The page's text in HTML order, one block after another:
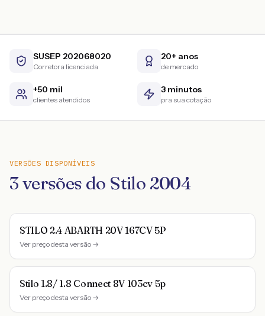
SUSEP 202068020
Corretora licenciada
20+ anos
de mercado
+50 mil
clientes atendidos
3 minutos
pra sua cotação
VERSÕES DISPONÍVEIS
3versões do Stilo 2004
STILO 2.4 ABARTH 20V 167CV 5P
Ver preço desta versão →
Stilo 1.8/ 1.8 Connect 8V 103cv 5p
Ver preço desta versão →